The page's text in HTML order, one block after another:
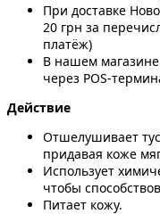
При доставке
20 грн за
платёж)
В нашем
через POS-
Действие
Отшелушивает
придавая коже
Использует
чтобы
Питает кожу.